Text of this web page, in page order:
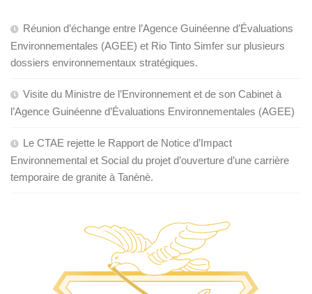
Réunion d’échange entre l’Agence Guinéenne d’Évaluations
Environnementales (AGEE) et Rio Tinto Simfer sur plusieurs
dossiers environnementaux stratégiques.
Visite du Ministre de l’Environnement et de son Cabinet à
l’Agence Guinéenne d’Évaluations Environnementales (AGEE)
Le CTAE rejette le Rapport de Notice d’Impact
Environnemental et Social du projet d’ouverture d’une carrière
temporaire de granite à Tanènè.